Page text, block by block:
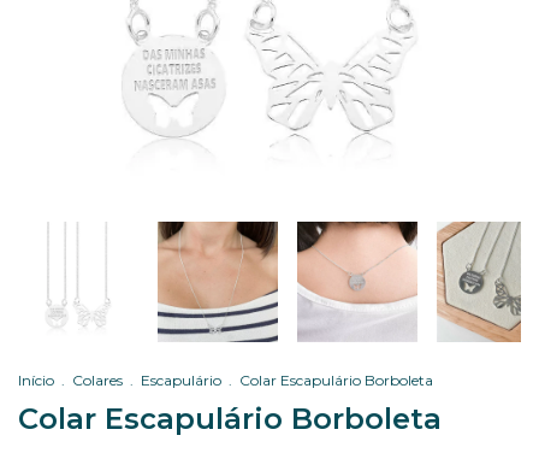
Início . Colares . Escapulário . Colar Escapulário Borboleta
Colar Escapulário Borboleta